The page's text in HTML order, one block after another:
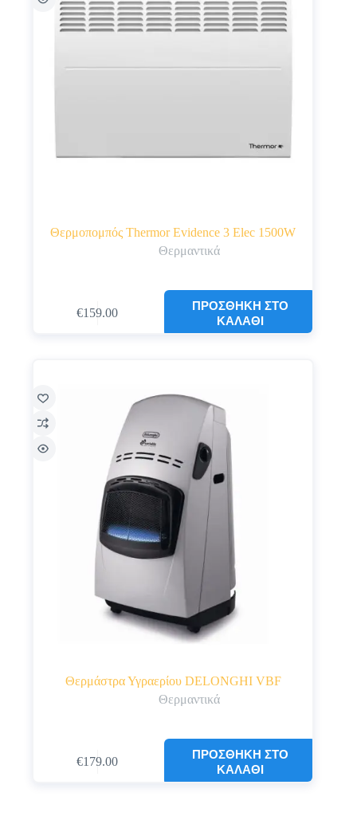
Θερμοπομπός Thermor Evidence 3 Elec 1500W
Θερμαντικά
€159.00
ΠΡΟΣΘΉΚΗ ΣΤΟ
ΚΑΛΆΘΙ
Θερμάστρα Υγραερίου DELONGHI VBF
Θερμαντικά
€179.00
ΠΡΟΣΘΉΚΗ ΣΤΟ
ΚΑΛΆΘΙ